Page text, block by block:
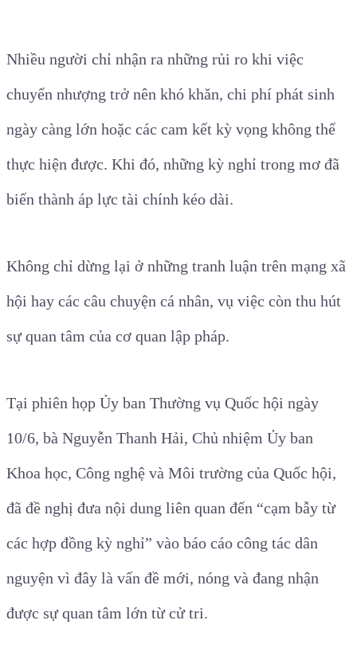
Nhiều người chỉ nhận ra những rủi ro khi việc
chuyển nhượng trở nên khó khăn, chi phí phát sinh
ngày càng lớn hoặc các cam kết kỳ vọng không thể
thực hiện được. Khi đó, những kỳ nghỉ trong mơ đã
biến thành áp lực tài chính kéo dài.
Không chỉ dừng lại ở những tranh luận trên mạng xã
hội hay các câu chuyện cá nhân, vụ việc còn thu hút
sự quan tâm của cơ quan lập pháp.
Tại phiên họp Ủy ban Thường vụ Quốc hội ngày
10/6, bà Nguyễn Thanh Hải, Chủ nhiệm Ủy ban
Khoa học, Công nghệ và Môi trường của Quốc hội,
đã đề nghị đưa nội dung liên quan đến “cạm bẫy từ
các hợp đồng kỳ nghỉ” vào báo cáo công tác dân
nguyện vì đây là vấn đề mới, nóng và đang nhận
được sự quan tâm lớn từ cử tri.